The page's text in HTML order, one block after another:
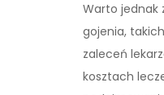
Warto jednak
gojenia,
zaleceń
kosztach